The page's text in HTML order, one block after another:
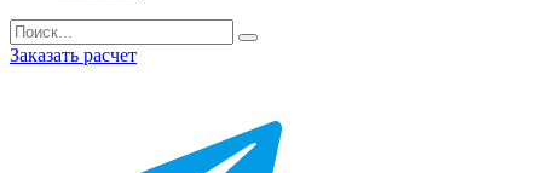
Заказать расчет